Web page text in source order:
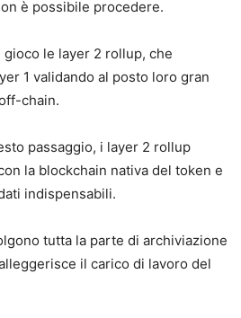
è possibile procedere.
le layer 2 rollup, che
1 validando al posto loro gran
chain.
passaggio, i layer 2 rollup
la blockchain nativa del token e
indispensabili.
tutta la parte di archiviazione
il carico di lavoro del